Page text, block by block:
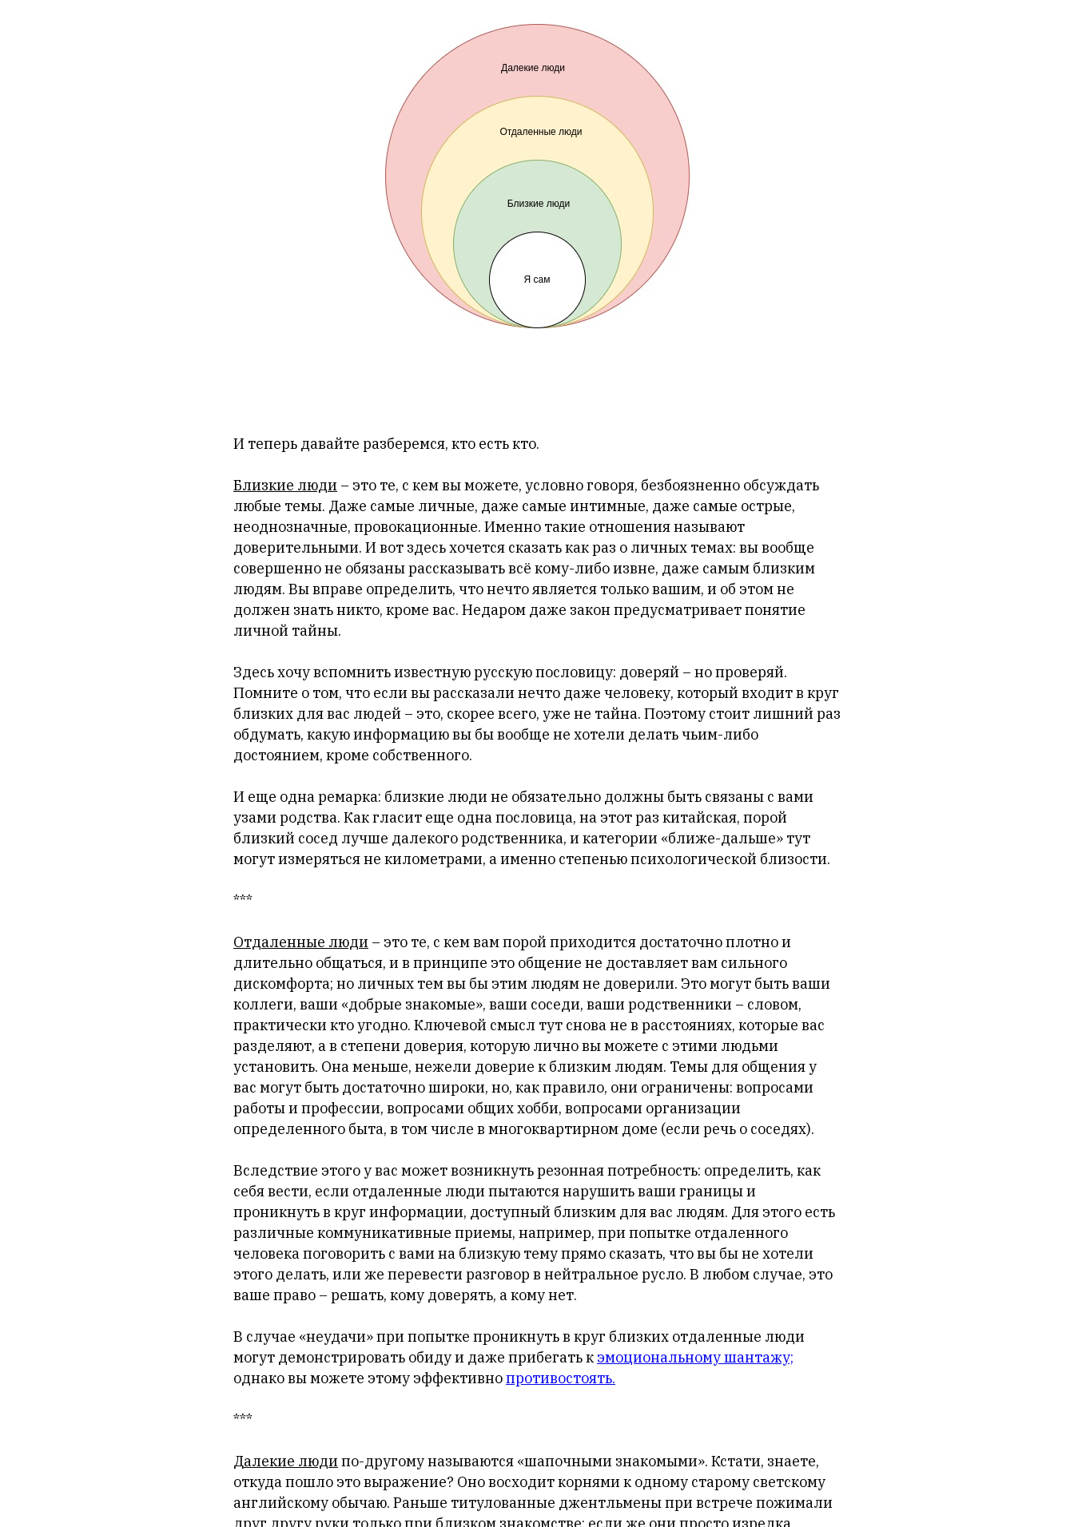
И теперь давайте разберемся, кто есть кто.
Близкие люди – это те, с кем вы можете, условно говоря, безбоязненно обсуждать
любые темы. Даже самые личные, даже самые интимные, даже самые острые,
неоднозначные, провокационные. Именно такие отношения называют
доверительными. И вот здесь хочется сказать как раз о личных темах: вы вообще
совершенно не обязаны рассказывать всё кому-либо извне, даже самым близким
людям. Вы вправе определить, что нечто является только вашим, и об этом не
должен знать никто, кроме вас. Недаром даже закон предусматривает понятие
личной тайны.
Здесь хочу вспомнить известную русскую пословицу: доверяй – но проверяй.
Помните о том, что если вы рассказали нечто даже человеку, который входит в круг
близких для вас людей – это, скорее всего, уже не тайна. Поэтому стоит лишний раз
обдумать, какую информацию вы бы вообще не хотели делать чьим-либо
достоянием, кроме собственного.
И еще одна ремарка: близкие люди не обязательно должны быть связаны с вами
узами родства. Как гласит еще одна пословица, на этот раз китайская, порой
близкий сосед лучше далекого родственника, и категории «ближе-дальше» тут
могут измеряться не километрами, а именно степенью психологической близости.
***
Отдаленные люди – это те, с кем вам порой приходится достаточно плотно и
длительно общаться, и в принципе это общение не доставляет вам сильного
дискомфорта; но личных тем вы бы этим людям не доверили. Это могут быть ваши
коллеги, ваши «добрые знакомые», ваши соседи, ваши родственники – словом,
практически кто угодно. Ключевой смысл тут снова не в расстояниях, которые вас
разделяют, а в степени доверия, которую лично вы можете с этими людьми
установить. Она меньше, нежели доверие к близким людям. Темы для общения у
вас могут быть достаточно широки, но, как правило, они ограничены: вопросами
работы и профессии, вопросами общих хобби, вопросами организации
определенного быта, в том числе в многоквартирном доме (если речь о соседях).
Вследствие этого у вас может возникнуть резонная потребность: определить, как
себя вести, если отдаленные люди пытаются нарушить ваши границы и
проникнуть в круг информации, доступный близким для вас людям. Для этого есть
различные коммуникативные приемы, например, при попытке отдаленного
человека поговорить с вами на близкую тему прямо сказать, что вы бы не хотели
этого делать, или же перевести разговор в нейтральное русло. В любом случае, это
ваше право – решать, кому доверять, а кому нет.
В случае «неудачи» при попытке проникнуть в круг близких отдаленные люди
могут демонстрировать обиду и даже прибегать к эмоциональному шантажу;
однако вы можете этому эффективнопротивостоять.
***
Далекие люди по-другому называются «шапочными знакомыми». Кстати, знаете,
откуда пошло это выражение? Оно восходит корнями к одному старому светскому
английскому обычаю. Раньше титулованные джентльмены при встрече пожимали